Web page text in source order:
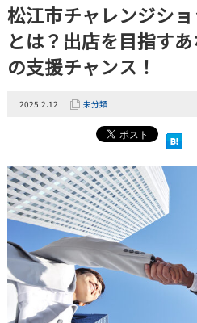
松江市チャレンジシ
とは？出店を目指す
の支援チャンス！
2025.2.12 未分類